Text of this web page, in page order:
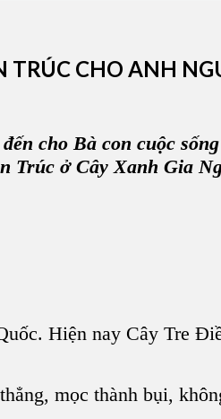
TRÚC CHO ANH
cho Bà con cuộc
Trúc ở Cây Xanh Gia
Hiện nay Cây Tre
mọc thành bụi,